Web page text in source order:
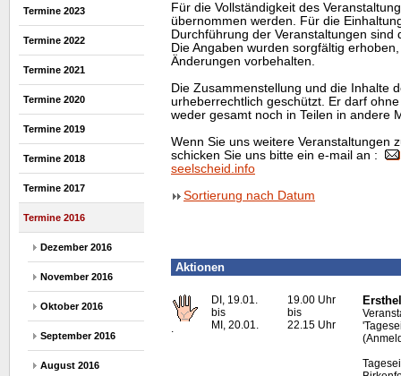
Termine 2023
Termine 2022
Termine 2021
Termine 2020
Termine 2019
Termine 2018
Termine 2017
Termine 2016
Dezember 2016
November 2016
Oktober 2016
September 2016
August 2016
Für die Vollständigkeit des
übernommen werden. Für die
Durchführung der Veranstaltungen sind
Die Angaben wurden sorgfältig
Änderungen vorbehalten.
Die Zusammenstellung und die Inhalte
urheberrechtlich geschützt. Er darf
weder gesamt noch in Teilen in andere
Wenn Sie uns weitere Veranstaltungen
schicken Sie uns bitte ein e-mail an :
seelscheid.info
Sortierung nach Datum
Aktionen
.
DI, 19.01.
bis
MI, 20.01.
19.00 Uhr
bis
22.15 Uhr